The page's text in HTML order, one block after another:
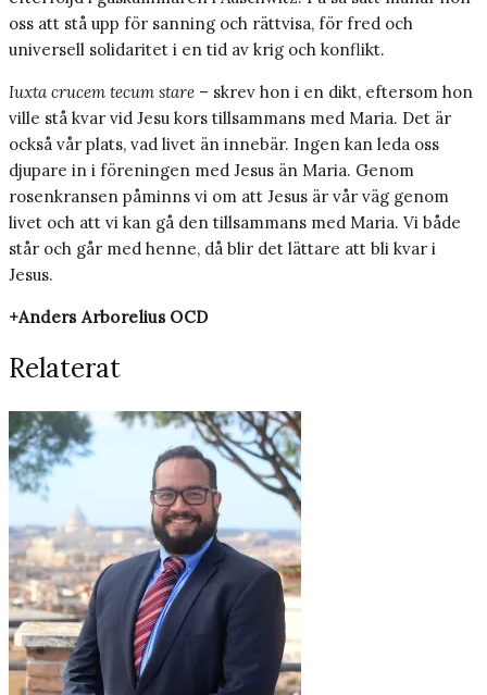
oss att stå upp för sanning och rättvisa, för fred och
universell solidaritet i en tid av krig och konflikt.
Iuxta crucem tecum stare – skrev hon i en dikt, eftersom hon
ville stå kvar vid Jesu kors tillsammans med Maria. Det är
också vår plats, vad livet än innebär. Ingen kan leda oss
djupare in i föreningen med Jesus än Maria. Genom
rosenkransen påminns vi om att Jesus är vår väg genom
livet och att vi kan gå den tillsammans med Maria. Vi både
står och går med henne, då blir det lättare att bli kvar i
Jesus.
+Anders Arborelius OCD
Relaterat